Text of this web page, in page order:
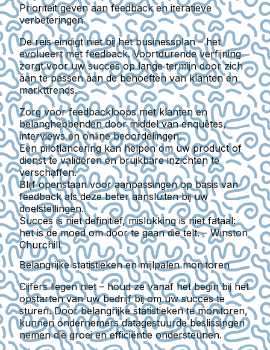
Prioriteit geven aan feedback en iteratieve
verbeteringen
De reis eindigt niet bij het businessplan – het
evolueert met feedback. Voortdurende verfijning
zorgt voor uw succes op lange termijn door zich
aan te passen aan de behoeften van klanten en
markttrends.
Zorg voor feedbackloops met klanten en
belanghebbenden door middel van enquêtes,
interviews en online beoordelingen.
Een pilotlancering kan helpen om uw product of
dienst te valideren en bruikbare inzichten te
verschaffen.
Blijf openstaan voor aanpassingen op basis van
feedback als deze beter aansluiten bij uw
doelstellingen.
Succes is niet definitief, mislukking is niet fataal:
het is de moed om door te gaan die telt. – Winston
Churchill
Belangrijke statistieken en mijlpalen monitoren
Cijfers liegen niet – houd ze vanaf het begin bij het
opstarten van uw bedrijf bij om uw succes te
sturen. Door belangrijke statistieken te monitoren,
kunnen ondernemers datagestuurde beslissingen
nemen die groei en efficiëntie ondersteunen.